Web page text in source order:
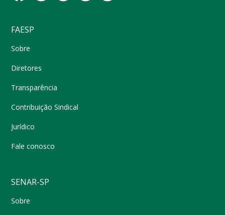
FAESP
Sobre
Diretores
Transparência
Contribuição Sindical
Jurídico
Fale conosco
SENAR-SP
Sobre